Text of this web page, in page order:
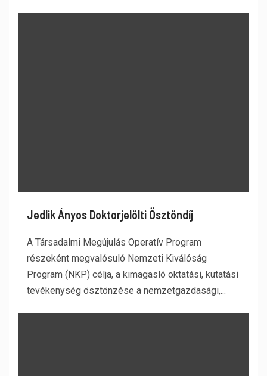
Jedlik Ányos Doktorjelölti Ösztöndíj
A Társadalmi Megújulás Operatív Program
részeként megvalósuló Nemzeti Kiválóság
Program (NKP) célja, a kimagasló oktatási, kutatási
tevékenység ösztönzése a nemzetgazdasági,...